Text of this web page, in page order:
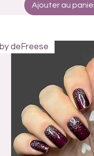
Ajouter au
by deFreese